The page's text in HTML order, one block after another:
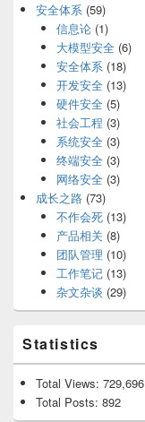
安全体系 (59)
信息论(1)
大模型安全(6)
安全体系(18)
开发安全(13)
硬件安全(5)
社会工程 (3)
系统安全(3)
终端安全(3)
网络安全(3)
成长之路 (73)
不作会死(13)
产品相关 (8)
团队管理 (10)
工作笔记(13)
杂文杂谈 (29)
Statistics
Total Views: 729,696
Total Posts: 892